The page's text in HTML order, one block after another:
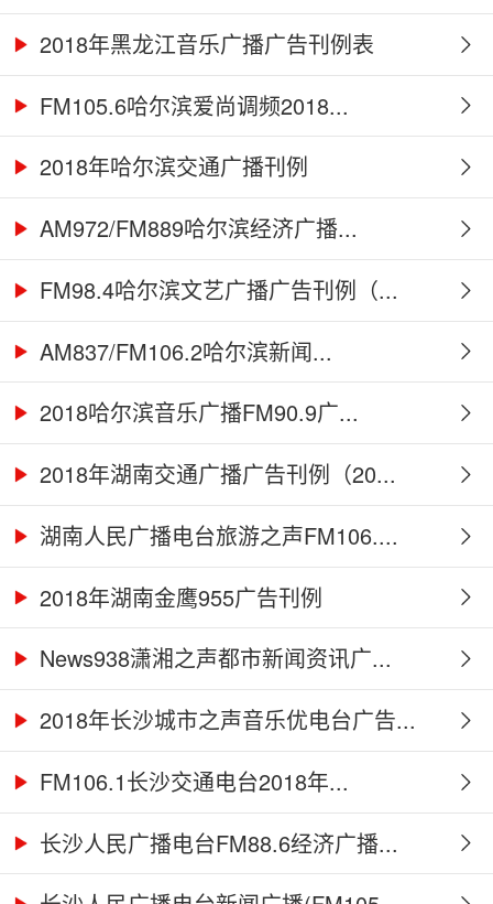
2018年黑龙江音乐广播广告刊例表
FM105.6哈尔滨爱尚调频2018...
2018年哈尔滨交通广播刊例
AM972/FM889哈尔滨经济广播...
FM98.4哈尔滨文艺广播广告刊例（...
AM837/FM106.2哈尔滨新闻...
2018哈尔滨音乐广播FM90.9广...
2018年湖南交通广播广告刊例（20...
湖南人民广播电台旅游之声FM106....
2018年湖南金鹰955广告刊例
News938潇湘之声都市新闻资讯广...
2018年长沙城市之声音乐优电台广告...
FM106.1长沙交通电台2018年...
长沙人民广播电台FM88.6经济广播...